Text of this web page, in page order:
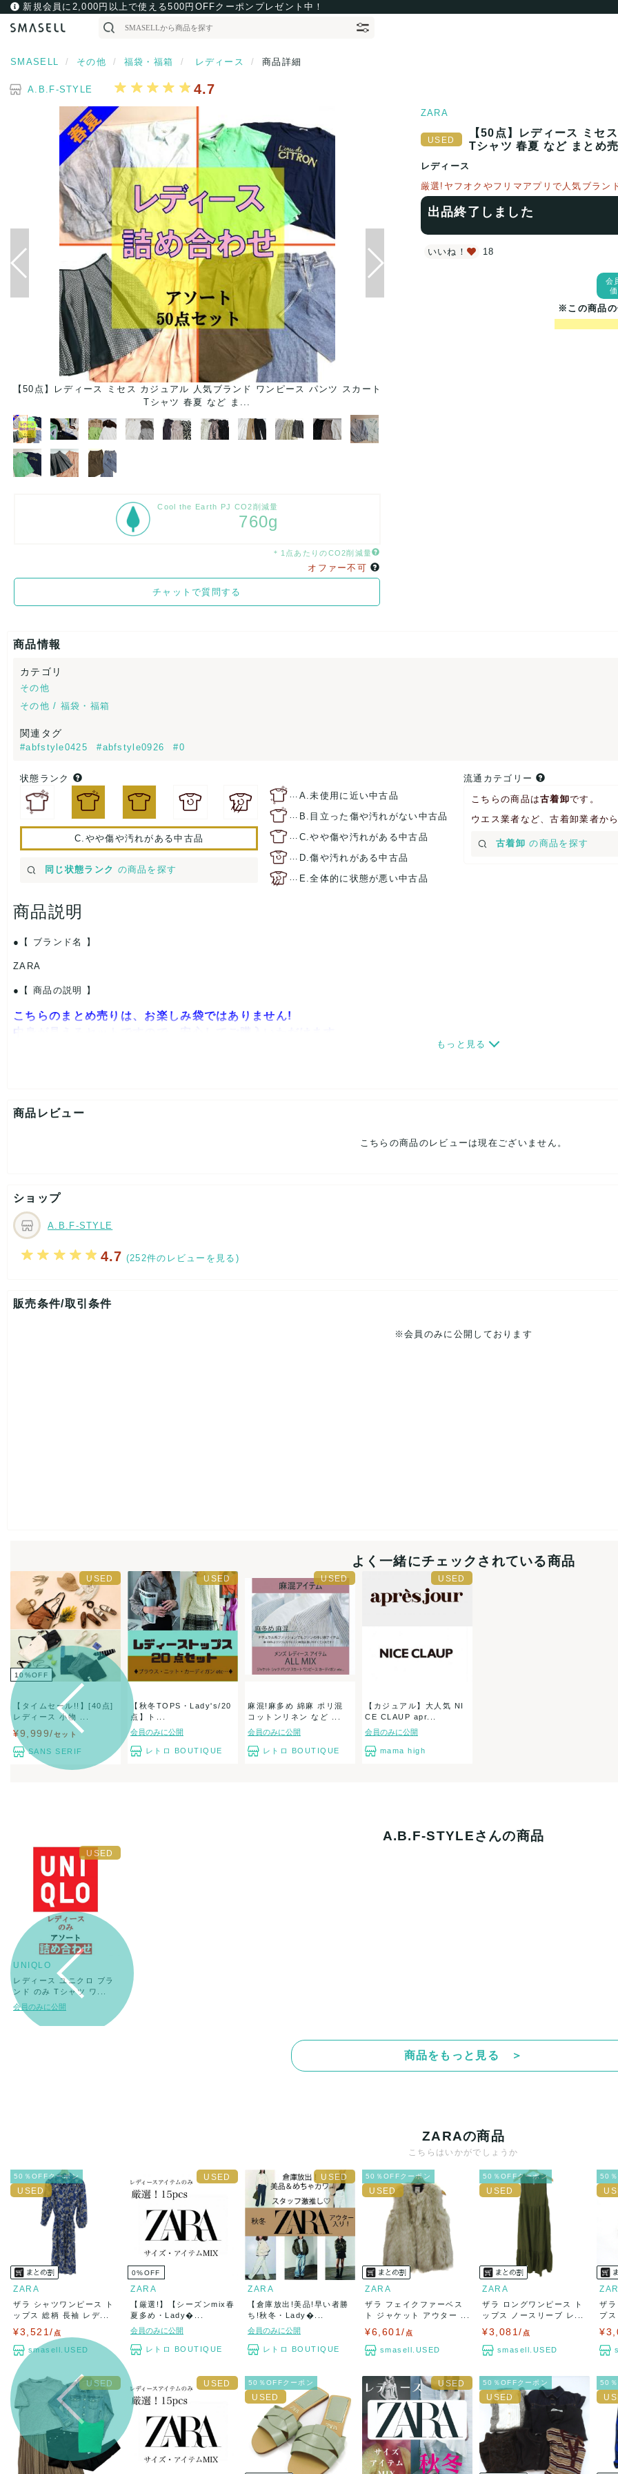
新規会員に2,000円以上で使える500円OFFクーポンプレゼント中！
SMASELL その他 福袋・福箱 レディース 商品詳細
A.B.F-STYLE 4.7
【50点】レディース ミセス カジュアル 人気ブランド ワンピース パンツ スカート
Tシャツ 春夏 など ま...
Cool the Earth PJ CO2削減量
760g
＊1点あたりのCO2削減量
オファー不可
チャットで質問する
ZARA
【50点】レディース ミセ
Tシャツ 春夏 など まとめ
レディース
厳選!ヤフオクやフリマアプリで人気ブラン
出品終了しました
いいね！ 18
会
※この商品の
商品情報
カテゴリ
その他
その他 / 福袋・福箱
関連タグ
#abfstyle0425 #abfstyle0926 #0
状態ランク
C.やや傷や汚れがある中古品
同じ状態ランク の商品を探す
… A.未使用に近い中古品
… B.目立った傷や汚れがない中古品
… C.やや傷や汚れがある中古品
… D.傷や汚れがある中古品
… E.全体的に状態が悪い中古品
流通カテゴリー
こちらの商品は古着卸です。
ウエス業者など、古着卸業者か
古着卸 の商品を探す
商品説明
【 ブランド名 】
ZARA
【 商品の説明 】
こちらのまとめ売りは、お楽しみ袋ではありません!
中身が見えるセットですので、安心してご購入いただけます。
サイズ:MIX(いろいろなサイズが入ってます。)
※当店のまとめ売り商品は、ショップや古着業者、副業の個人などの仕入れなどにご活用いただいております。
【注意】
※汚れや、引っかけ、毛羽立ち、毛玉、キズ、ネーム記入がある場合もございます。
もっと見る
商品レビュー
こちらの商品のレビューは現在ございません。
ショップ
A.B.F-STYLE
4.7 (252件のレビューを見る)
販売条件/取引条件
※会員のみに公開しております
よく一緒にチェックされている商品
10 %OFF
【タイムセール!!】[40点]
レディース 小物 ...
¥9,999/セット
SANS SERIF
【秋冬TOPS・Lady's/20
点】ト...
会員のみに公開
レトロ BOUTIQUE
麻混!麻多め 綿麻 ポリ混
コットンリネン など ...
会員のみに公開
レトロ BOUTIQUE
【カジュアル】大人気 NI
CE CLAUP apr...
会員のみに公開
mama high
A.B.F-STYLEさんの商品
UNIQLO
レディース ユニクロ ブラ
ンド のみ Tシャツ ワ...
会員のみに公開
商品をもっと見る ＞
ZARAの商品
こちらはいかがでしょうか
50％OFFクーポン
ZARA
ザラ シャツワンピース ト
ップス 総柄 長袖 レデ...
¥3,521/ 点
smasell.USED
0%OFF
ZARA
【厳選!】【シーズンmix春
夏多め・Lady�...
会員のみに公開
レトロ BOUTIQUE
ZARA
【倉庫放出!美品!早い者勝
ち!秋冬・Lady�...
会員のみに公開
レトロ BOUTIQUE
50％OFFクーポン
ZARA
ザラ フェイクファーベス
ト ジャケット アウター ...
¥6,601/ 点
smasell.USED
50％OFFクーポン
ZARA
ザラ ロングワンピース ト
ップス ノースリーブ レ...
¥3,081/ 点
smasell.USED
50
ザ
プ
50％OFFクーポン 50％OFFクーポン 50